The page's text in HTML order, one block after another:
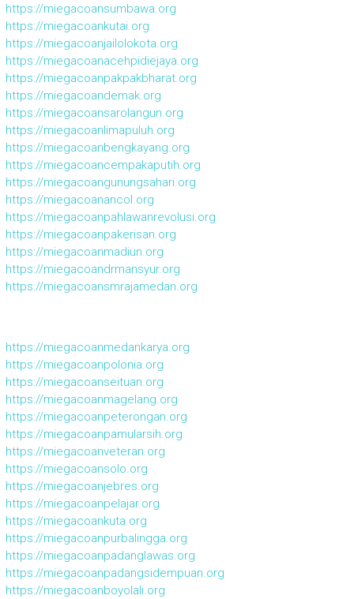
https://miegacoansumbawa.org
https://miegacoankutai.org
https://miegacoanjailolokota.org
https://miegacoanacehpidiejaya.org
https://miegacoanpakpakbharat.org
https://miegacoandemak.org
https://miegacoansarolangun.org
https://miegacoanlimapuluh.org
https://miegacoanbengkayang.org
https://miegacoancempakaputih.org
https://miegacoangunungsahari.org
https://miegacoanancol.org
https://miegacoanpahlawanrevolusi.org
https://miegacoanpakerisan.org
https://miegacoanmadiun.org
https://miegacoandrmansyur.org
https://miegacoansmrajamedan.org
https://miegacoanmedankarya.org
https://miegacoanpolonia.org
https://miegacoanseituan.org
https://miegacoanmagelang.org
https://miegacoanpeterongan.org
https://miegacoanpamularsih.org
https://miegacoanveteran.org
https://miegacoansolo.org
https://miegacoanjebres.org
https://miegacoanpelajar.org
https://miegacoankuta.org
https://miegacoanpurbalingga.org
https://miegacoanpadanglawas.org
https://miegacoanpadangsidempuan.org
https://miegacoanboyolali.org